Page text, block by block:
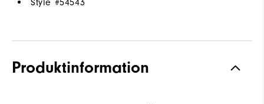
Style #54543
Produktinformation